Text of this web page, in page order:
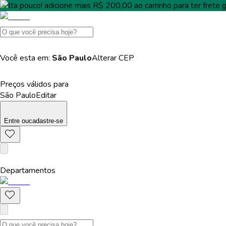
Falta pouco! adicione mais R$ 200,00 ao carrinho para terfrete
Você esta em: São PauloAlterarCEP
Preços válidos para
São PauloEditar
Entre oucadastre-se
Departamentos